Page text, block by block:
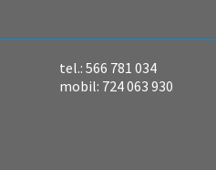
tel.: 566 781 034
mobil: 724 063 930